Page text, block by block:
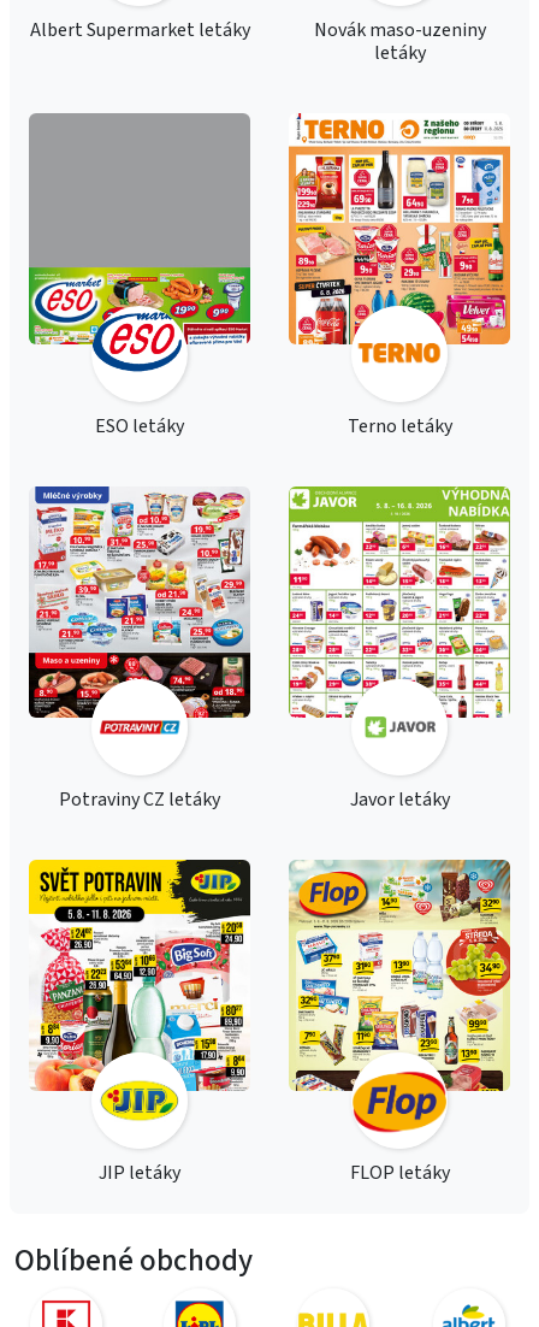
Albert Supermarket letáky
Novák maso-uzeniny
letáky
ESO letáky Terno letáky
Potraviny CZ letáky Javor letáky
JIP letáky FLOP letáky
Oblíbené obchody